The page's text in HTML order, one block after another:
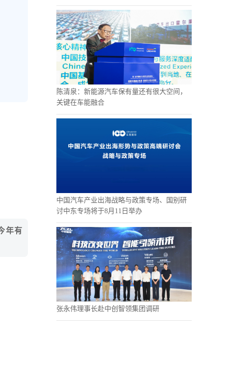
年有
陈清泉：新能源汽车保有量还有很大空间，
关键在车能融合
中国汽车产业出海战略与政策专场、国别研
讨中东专场将于8月11日举办
张永伟理事长赴中创智领集团调研